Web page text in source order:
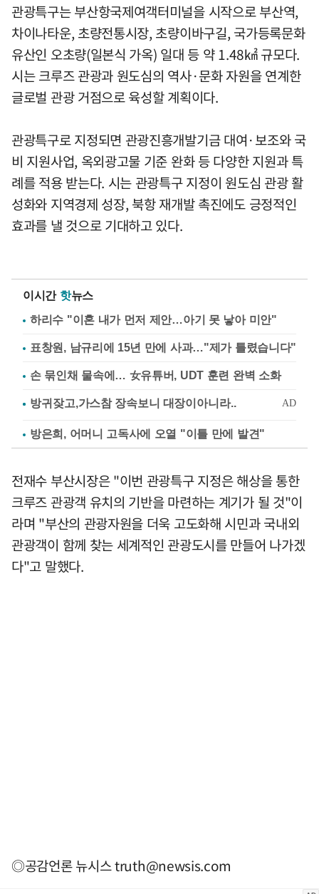
관광특구는 부산항국제여객터미널을 시작으로 부산역,
차이나타운, 초량전통시장, 초량이바구길, 국가등록문화
유산인 오초량(일본식 가옥) 일대 등 약 1.48㎢ 규모다.
시는 크루즈 관광과 원도심의 역사·문화 자원을 연계한
글로벌 관광 거점으로 육성할 계획이다.
관광특구로 지정되면 관광진흥개발기금 대여·보조와 국
비 지원사업, 옥외광고물 기준 완화 등 다양한 지원과 특
례를 적용 받는다. 시는 관광특구 지정이 원도심 관광 활
성화와 지역경제 성장, 북항 재개발 촉진에도 긍정적인
효과를 낼 것으로 기대하고 있다.
이시간 핫뉴스
하리수 "이혼 내가 먼저 제안…아기 못 낳아 미안"
표창원, 남규리에 15년 만에 사과…"제가 틀렸습니다"
손 묶인채 물속에… 女유튜버, UDT 훈련 완벽 소화
방은희, 어머니 고독사에 오열 "이틀 만에 발견"
전재수 부산시장은 "이번 관광특구 지정은 해상을 통한
크루즈 관광객 유치의 기반을 마련하는 계기가 될 것"이
라며 "부산의 관광자원을 더욱 고도화해 시민과 국내외
관광객이 함께 찾는 세계적인 관광도시를 만들어 나가겠
다"고 말했다.
◎공감언론 뉴시스truth@newsis.com